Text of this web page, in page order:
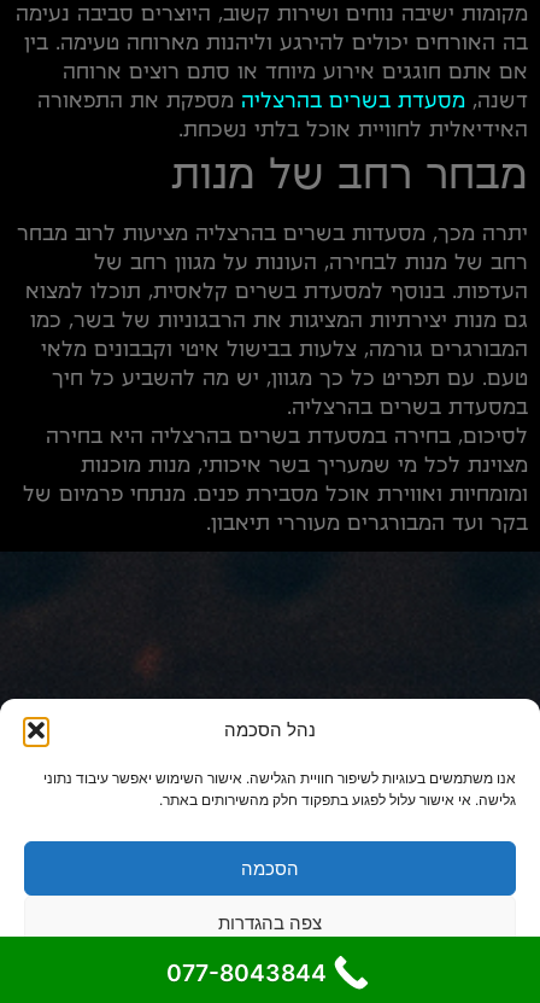
נהל הסכמה
אנו משתמשים בעוגיות לשיפור חוויית הגלישה. אישור השימוש יאפשר עיבוד נתוני
גלישה. אי אישור עלול לפגוע בתפקוד חלק מהשירותים באתר.
הסכמה
צפה בהגדרות
cookie-policyמדיניות פרטיות
מקומות ישיבה נוחים ושירות קשוב, היוצרים סביבה נעימה
בה האורחים יכולים להירגע וליהנות מארוחה טעימה. בין
אם אתם חוגגים אירוע מיוחד או סתם רוצים ארוחה
דשנה, מסעדת בשרים בהרצליה מספקת את התפאורה
האידיאלית לחוויית אוכל בלתי נשכחת.
מבחר רחב של מנות
יתרה מכך, מסעדות בשרים בהרצליה מציעות לרוב מבחר
רחב של מנות לבחירה, העונות על מגוון רחב של
העדפות. בנוסף למסעדת בשרים קלאסית, תוכלו למצוא
גם מנות יצירתיות המציגות את הרבגוניות של בשר, כמו
המבורגרים גורמה, צלעות בבישול איטי וקבבונים מלאי
טעם. עם תפריט כל כך מגוון, יש מה להשביע כל חיך
במסעדת בשרים בהרצליה.
לסיכום, בחירה במסעדת בשרים בהרצליה היא בחירה
מצוינת לכל מי שמעריך בשר איכותי, מנות מוכנות
ומומחיות ואווירת אוכל מסבירת פנים. מנתחי פרמיום של
בקר ועד המבורגרים מעוררי תיאבון.
077-8043844